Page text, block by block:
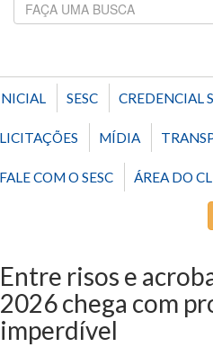
SESC CREDENCIAL
LICITAÇÕES MÍDIA
FALE COM O SESC ÁREA DO
Entre risos e
2026 chega com
imperdível